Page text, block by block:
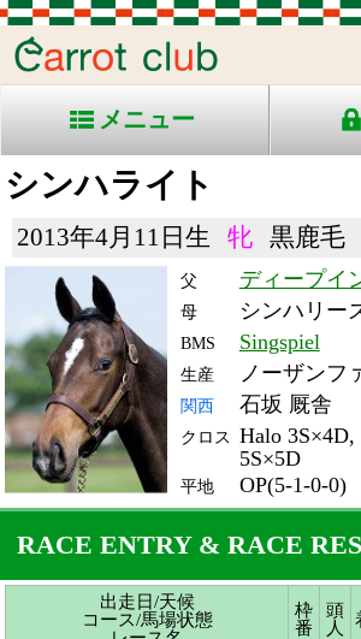
メニュー ログイン
シンハライト
2013年4月11日生 牝 黒鹿毛
父 ディープインパクト
シンハリーズ
BMS Singspiel
生産
石坂 厩舎
Halo 3S×4D, Northern
平地 OP(5-1-0-0)
RACE ENTRY & RACE RESULTS
出走日/天候
コース/馬場状態
レース名
枠
番
頭
人 着
騎手
斤量
体重
タイム
(着差)
16/9/18 (日) 曇
阪神11R 芝1800重
4
7
15
1
1 池添
54
1:46.7
(0.0)
16/5/22 (日) 晴
東京11R 芝2400良
国)牝)優駿牝馬-ＧⅠ
2
3
18
1
1 池添
55
422
2:25.0
(0.0)
33.5
16/4/10 (日) 晴 6 池添 1:33.4